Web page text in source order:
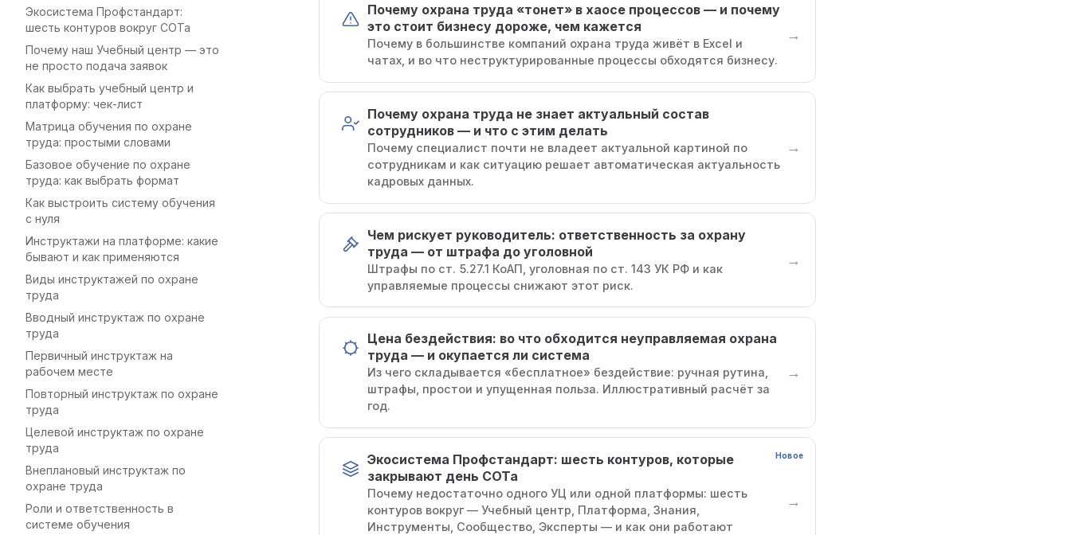
Экосистема Профстандарт:
шесть контуров вокруг СОТа
Почему наш Учебный центр — это
не просто подача заявок
Как выбрать учебный центр и
платформу: чек-лист
Матрица обучения по охране
труда: простыми словами
Базовое обучение по охране
труда: как выбрать формат
Как выстроить систему обучения
с нуля
Инструктажи на платформе: какие
бывают и как применяются
Виды инструктажей по охране
труда
Вводный инструктаж по охране
труда
Первичный инструктаж на
рабочем месте
Повторный инструктаж по охране
труда
Целевой инструктаж по охране
труда
Внеплановый инструктаж по
охране труда
Роли и ответственность в
системе обучения
Почему охрана труда «тонет» в хаосе процессов — и почему
это стоит бизнесу дороже, чем кажется
Почему в большинстве компаний охрана труда живёт в Excel и
чатах, и во что неструктурированные процессы обходятся бизнесу.
→
Почему охрана труда не знает актуальный состав
сотрудников — и что с этим делать
Почему специалист почти не владеет актуальной картиной по
сотрудникам и как ситуацию решает автоматическая актуальность
кадровых данных.
→
Чем рискует руководитель: ответственность за охрану
труда — от штрафа до уголовной
Штрафы по ст. 5.27.1 КоАП, уголовная по ст. 143 УК РФ и как
управляемые процессы снижают этот риск.
→
Цена бездействия: во что обходится неуправляемая охрана
труда — и окупается ли система
Из чего складывается «бесплатное» бездействие: ручная рутина,
штрафы, простои и упущенная польза. Иллюстративный расчёт за
год.
→
Новое
Экосистема Профстандарт: шесть контуров, которые
закрывают день СОТа
Почему недостаточно одного УЦ или одной платформы: шесть
контуров вокруг — Учебный центр, Платформа, Знания,
Инструменты, Сообщество, Эксперты — и как они работают
→